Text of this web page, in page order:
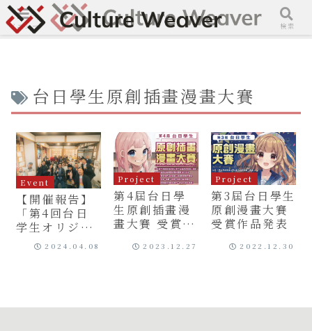
台日學生原創插畫漫畫大賽
Event
【開催報告】
「第4回台日
学生オリジナ
ルイラスト・
漫画コンテス
2024.04.08
Project
第4屆台日學
生原創插畫漫
畫大賽 受賞作
2023.12.27
Project
第3屆台日學生
原創漫畫大賽
受賞作品発表
2022.12.30
メニュー 検索